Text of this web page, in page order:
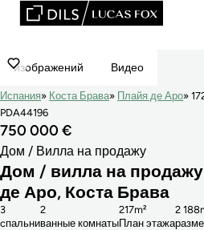
изображений Видео
Испания Коста Брава Плайя де Аро
PDA44196
750 000 €
Дом / Вилла на продажу
Дом / вилла на
де Аро, Коста Брава
cпальни
3
ванные комнаты
2
План этажа
217m²
2